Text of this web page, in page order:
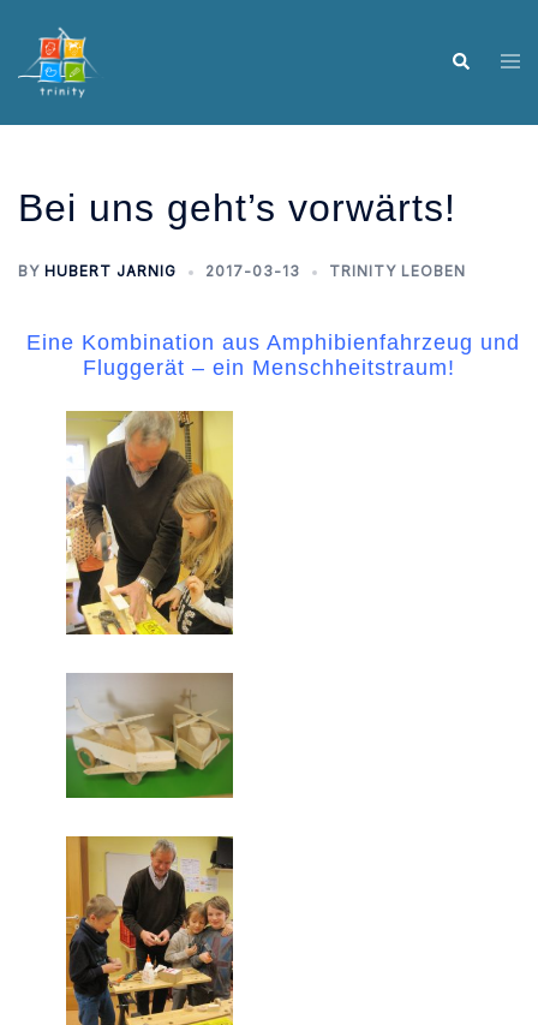
content
Search
Bei uns geht’s vorwärts!
BY HUBERT JARNIG 2017-03-13 TRINITY LEOBEN
Eine Kombination aus Amphibienfahrzeug und
Fluggerät – ein Menschheitstraum!